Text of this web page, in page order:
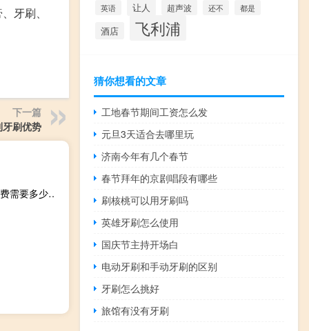
牙刷、
下一篇
牙刷优势
招商银行跨行还款有手续费吗（招商银行跨行还信用卡手续费需要多少钱）
英语 让人 超声波 还不 都是
酒店 飞利浦
猜你想看的文章
工地春节期间工资怎么发
元旦3天适合去哪里玩
济南今年有几个春节
春节拜年的京剧唱段有哪些
刷核桃可以用牙刷吗
英雄牙刷怎么使用
国庆节主持开场白
电动牙刷和手动牙刷的区别
牙刷怎么挑好
旅馆有没有牙刷